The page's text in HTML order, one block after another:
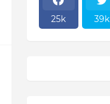
25k 39k